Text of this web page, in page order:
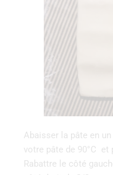
Abaisser la pâte en
votre pâte de 90°C et
Rabattre le côté